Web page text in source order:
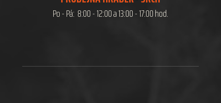
Po - Pá: 8:00 - 12:00 a 13:00 - 17:00 hod.